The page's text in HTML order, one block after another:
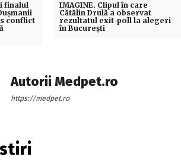
finalul
conflict
IMAGINE. Clipul în care
Cătălin Drulă a observat
rezultatul exit-poll la alegeri
în București
Autorii Medpet.ro
https://medpet.ro